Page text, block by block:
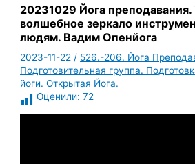
20231029 Йога преподавания.
волшебное зеркало
людям. Вадим Опенйога
2023-11-22/ 526.-206. Йога
Подготовительная группа.
йоги. Открытая Йога.
Оценили: 72